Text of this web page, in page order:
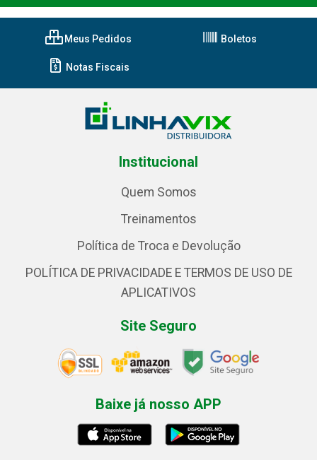
Meus Pedidos Boletos
Notas Fiscais
Institucional
Quem Somos
Treinamentos
Política de Troca e Devolução
POLÍTICA DE PRIVACIDADE E TERMOS DE USO DE
APLICATIVOS
Site Seguro
Baixe já nosso APP